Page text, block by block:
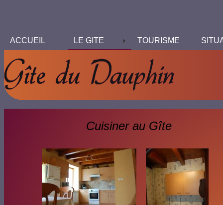
ACCUEIL LE GITE TOURISME
Cuisiner au Gîte